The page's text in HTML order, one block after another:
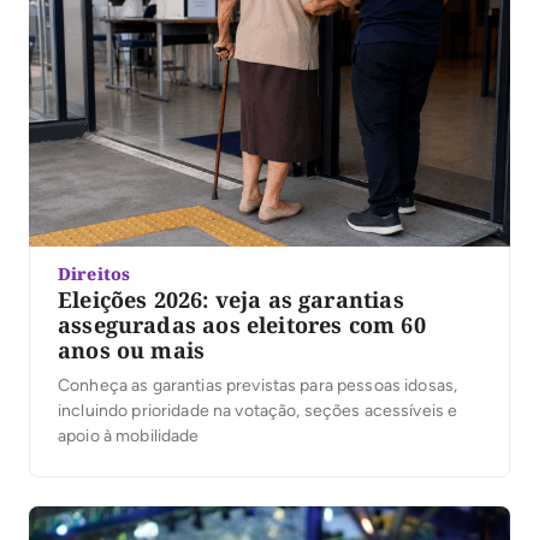
Direitos
Eleições 2026: veja as garantias
asseguradas aos eleitores com 60
anos ou mais
Conheça as garantias previstas para pessoas idosas,
incluindo prioridade na votação, seções acessí­veis e
apoio à mobilidade